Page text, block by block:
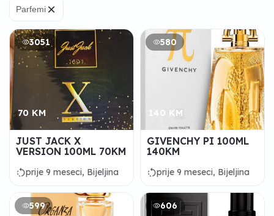
Parfemi×
3051
70 KM
JUST JACK X
VERSION 100ML 70KM
rotate_leftprije 9 meseci, Bijeljina
580
140 KM
GIVENCHY PI 100ML
140KM
rotate_leftprije 9 meseci, Bijeljina
599 606